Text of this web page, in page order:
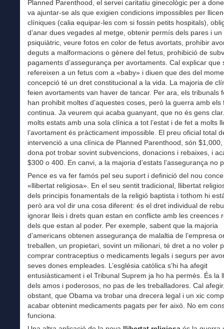
Planned Parenthood, el servei caritatiu ginecològic per a
va ajuntar-se als que exigien condicions impossibles per
clíniques (calia equipar-les com si fossin petits hospitals),
d’anar dues vegades al metge, obtenir permís dels pares i
psiquiàtric, veure fotos en color de fetus avortats, prohibir
deguts a malformacions o gènere del fetus, prohibició de
pagaments d’assegurança per avortaments. Cal explicar que
refereixen a un fetus com a «baby» i diuen que des del
concepció té un dret constitucional a la vida. La majoria de
feien avortaments van haver de tancar. Per ara, els tribunals
han prohibit moltes d’aquestes coses, però la guerra amb els
continua. Ja veurem qui acaba guanyant, que no és gens
molts estats amb una sola clínica a tot l’estat i de fet a molts
l’avortament és pràcticament impossible. El preu oficial total
intervenció a una clínica de Planned Parenthood, són
dona pot trobar sovint subvencions, donacions i rebaixes, i
$300 o 400. En canvi, a la majoria d’estats l’assegurança no
Pence es va fer famós pel seu suport i definició del nou
«llibertat religiosa». En el seu sentit tradicional, llibertat
dels principis fonamentals de la religió baptista i tothom hi
però ara vol dir una cosa diferent: és el dret individual de
ignorar lleis i drets quan estan en conflicte amb les creences
dels que estan al poder. Per exemple, sabent que la majoria
d’americans obtenen assegurança de malaltia de l’empresa
treballen, un propietari, sovint un milionari, té dret a no voler
comprar contraceptius o medicaments legals i segurs per
seves dones empleades. L’església catòlica s’hi ha afegit
entusiàsticament i el Tribunal Suprem ja ho ha permès. És la
dels amos i poderosos, no pas de les treballadores. Cal
obstant, que Obama va trobar una drecera legal i un xic
acabar obtenint medicaments pagats per fer això. No em
funciona.